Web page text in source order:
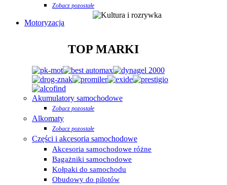
Zobacz pozostałe
Motoryzacja
TOP MARKI
Akumulatory samochodowe
Zobacz pozostałe
Alkomaty
Zobacz pozostałe
Części i akcesoria samochodowe
Akcesoria samochodowe różne
Bagażniki samochodowe
Kołpaki do samochodu
Obudowy do pilotów